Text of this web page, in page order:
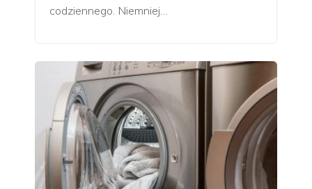
codziennego. Niemniej…